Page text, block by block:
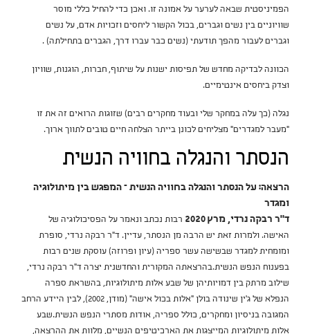
הפמיניסטית שבאה לערער על אמונה זו. ואכן כדי להחיל כללי מוסר
שוויוניים בין נשים וגברים, בכול הקשור ליחסים וזכויות אדם, על נשים
וגברים לעבור מהפך תודעתי (נשים כבר עברו דרך, הגברים בתחילתה) .
הכוונה לבדיקה מחדש של תפיסות ישנות על שיתוף, חברות, הוגנות, שוויון
וצדק ביחסים אינטימיים.
נגלה (כך עלה במחקר שלי ובעוד מחקרים רבים) שזוגות הרואים זה את זו
"מעבר למגדרים" מצליחים לכונן בייתר הצלחה חיים טובים לתווך ארוך.
הנסתר והנגלה בחוויה הנשית
הרצאה: על הנסתר והנגלה בחוויה הנשית – המפגש בין מיתולוגיה
ומגדר
ד"ר רבקה נרדי, מרץ 2020
רבות נכתב ונאמר על הפסיכולוגיה של
האישה. ולמרות זאת יש הרבה מן הנסתר, עדיין. ד"ר רבקה נרדי, סופרת
ומומחית למגדר שבשישה עשר ספריה (עיון ופרוזה) עוסקת שנים רבות
בפענוח הנפש הנשית.בהרצאתה המקורית והחדשנית יצרה ד"ר רבקה נרדי,
שילוב מרתק בין דמויותיהן של שבע אלות מיתולוגיות, בהשראת ספרה
הנפלא של ג'ין שינודה בולן "אלות בכול אישה" (מודן, 2002), לבין היידע הרחב
המגובה בניסיון ומחקרים, כולל ספריה, אודות מסתרי הנפש הנשית.שבע
אלות מיתולוגיות המייצגות את הארכיטיפים הנשיים, מלוות את ההרצאה,